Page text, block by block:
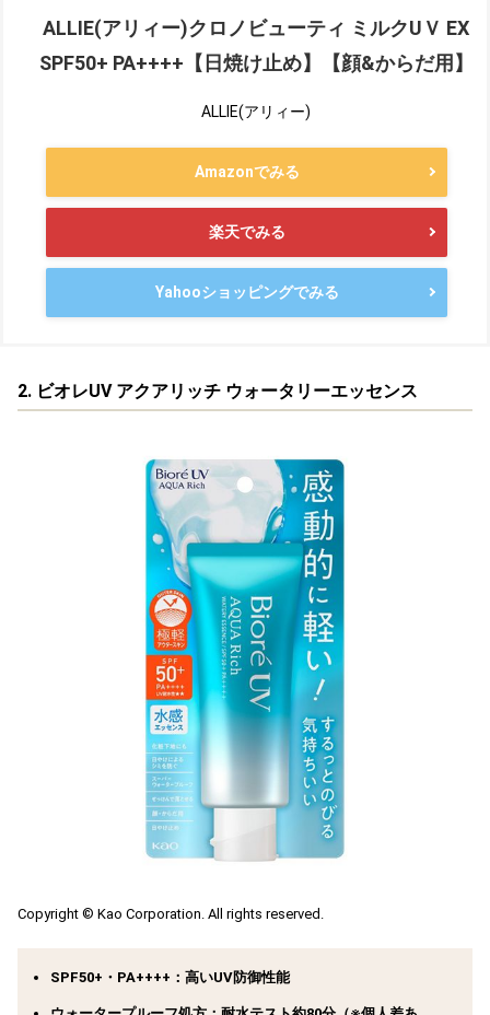
ALLIE(アリィー)クロノビューティ ミルクUＶ EX
SPF50+ PA++++【日焼け止め】【顔&からだ用】
ALLIE(アリィー)
Amazonでみる
楽天でみる
Yahooショッピングでみる
2. ビオレUV アクアリッチ ウォータリーエッセンス
Copyright © Kao Corporation. All rights reserved.
SPF50+・PA++++：高いUV防御性能